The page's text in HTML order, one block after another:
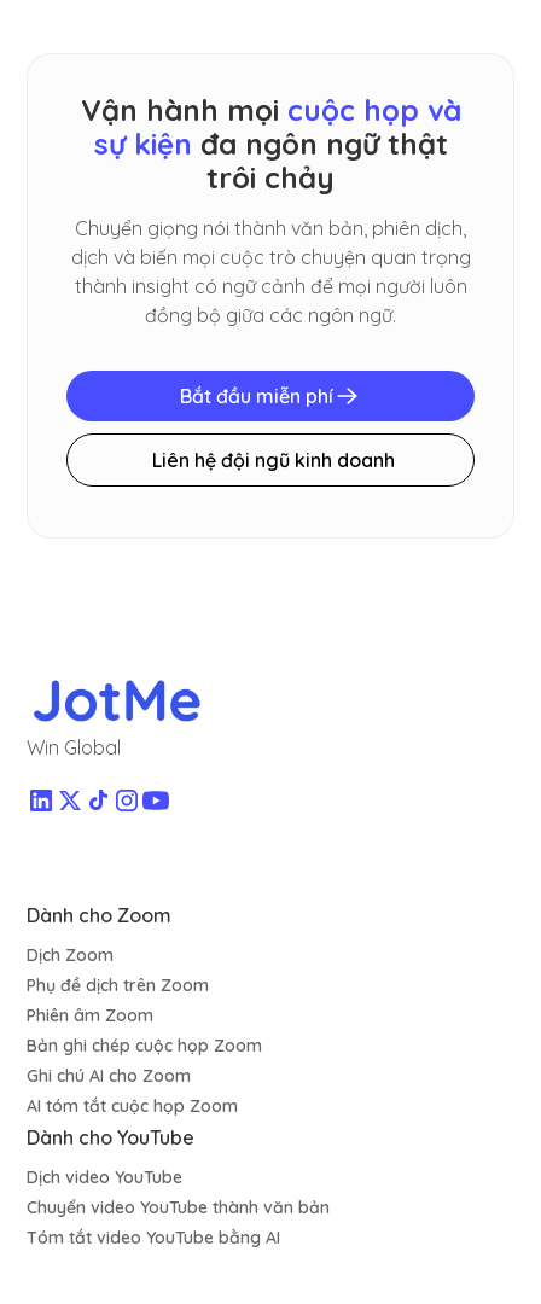
Vận hành mọi cuộc họp và
sự kiện đa ngôn ngữ thật
trôi chảy
Chuyển giọng nói thành văn bản, phiên dịch,
dịch và biến mọi cuộc trò chuyện quan trọng
thành insight có ngữ cảnh để mọi người luôn
đồng bộ giữa các ngôn ngữ.
Bắt đầu miễn phí
Liên hệ đội ngũ kinh doanh
Win Global
Dành cho Zoom
Dịch Zoom
Phụ đề dịch trên Zoom
Phiên âm Zoom
Bản ghi chép cuộc họp Zoom
Ghi chú AI cho Zoom
AI tóm tắt cuộc họp Zoom
Dành cho YouTube
Dịch video YouTube
Chuyển video YouTube thành văn bản
Tóm tắt video YouTube bằng AI